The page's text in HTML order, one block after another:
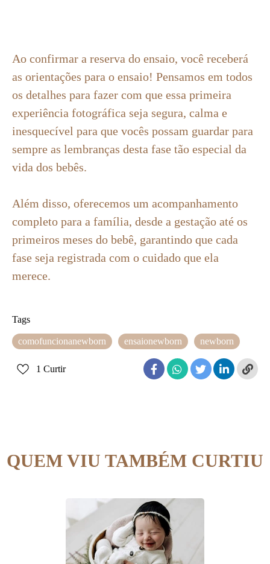
Ao confirmar a reserva do ensaio, você receberá
as orientações para o ensaio! Pensamos em todos
os detalhes para fazer com que essa primeira
experiência fotográfica seja segura, calma e
inesquecível para que vocês possam guardar para
sempre as lembranças desta fase tão especial da
vida dos bebês.
Além disso, oferecemos um acompanhamento
completo para a família, desde a gestação até os
primeiros meses do bebê, garantindo que cada
fase seja registrada com o cuidado que ela
merece.
Tags
comofuncionanewborn ensaionewborn newborn
1 Curtir
QUEM VIU TAMBÉM CURTIU